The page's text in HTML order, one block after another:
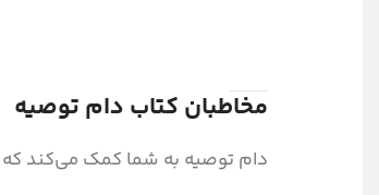
مخاطبان کتاب دام توصیه
دام توصیه به شما کمک می‌کند که